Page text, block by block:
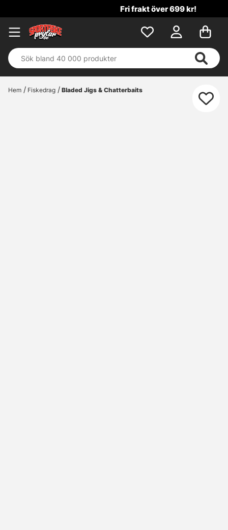
Fri frakt över 699 kr!
Hem Fiskedrag Bladed Jigs & Chatterbaits